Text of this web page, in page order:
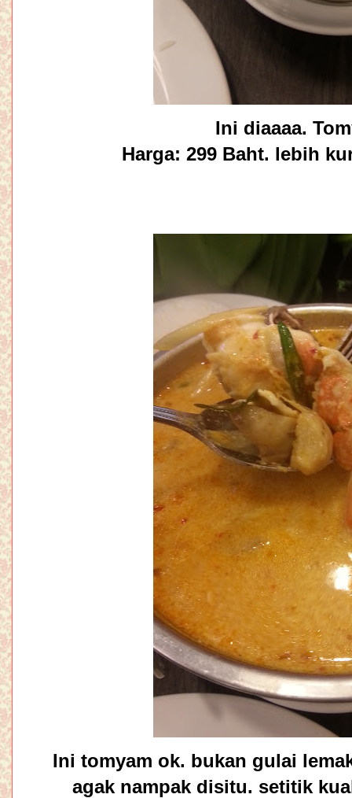
Ini diaaaa.
Harga: 299 Baht. lebih
Ini tomyam ok. bukan gulai
agak nampak disitu. setitik